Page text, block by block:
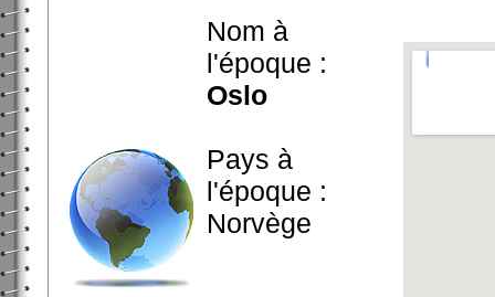
Nom à
l'époque :
Oslo
Pays à
l'époque :
Norvège